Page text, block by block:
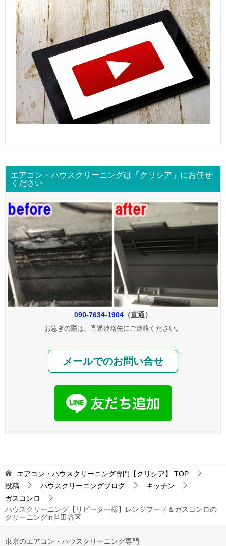
エアコン・ハウスクリーニングは「クリシア」にお任せ
ください
090-7634-1904 （直通）
お急ぎの際は、直通連絡先にご連絡ください。
メールでのお問い合せ
エアコン・ハウスクリーニング専門【クリシア】
TOP
投稿
ハウスクリーニングブログ
キッチン
ガスコンロ
ハウスクリーニング【リピーター様】レンジフード＆ガスコンロの
クリーニングin世田谷区
東京のエアコン・ハウスクリーニング専門